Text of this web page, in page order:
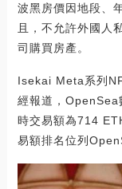
波黑房價因地段、
且，不允許外國人
司購買房產。
Isekai Meta系列
經報道，
時交易額為714
易額排名位列